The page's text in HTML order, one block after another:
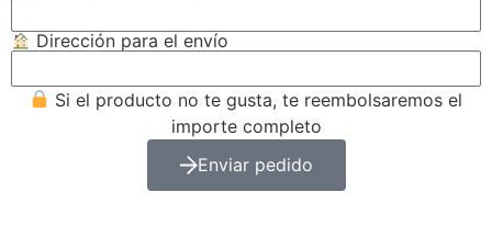
Dirección para el envío
Si el producto no te gusta, te reembolsaremos el
importe completo
Enviar pedido